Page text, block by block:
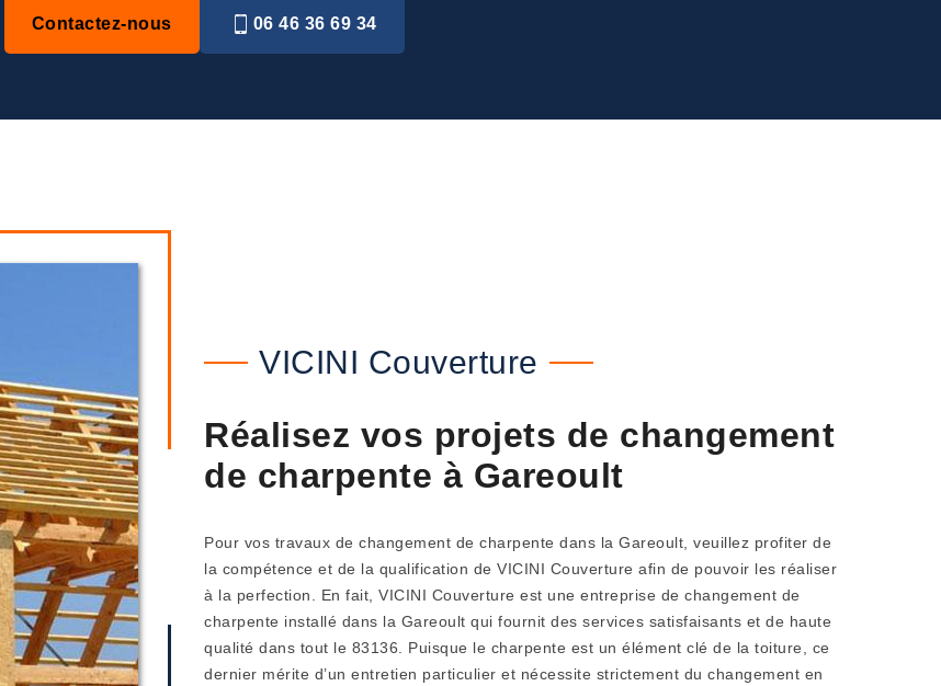
Contactez-nous 06 46 36 69 34
VICINI Couverture
Réalisez vos projets de changement
de charpente à Gareoult
Pour vos travaux de changement de charpente dans la Gareoult, veuillez profiter de
la compétence et de la qualification de VICINI Couverture afin de pouvoir les réaliser
à la perfection. En fait, VICINI Couverture est une entreprise de changement de
charpente installé dans la Gareoult qui fournit des services satisfaisants et de haute
qualité dans tout le 83136. Puisque le charpente est un élément clé de la toiture, ce
dernier mérite d’un entretien particulier et nécessite strictement du changement en